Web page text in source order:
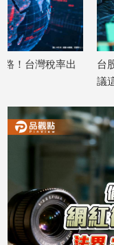
藝
術
／
文
創
影
推
薦
遊
戲
運
動
台股收跌379點！法